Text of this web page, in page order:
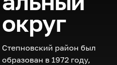
округ
Степновский район был
образован в 1972 году,